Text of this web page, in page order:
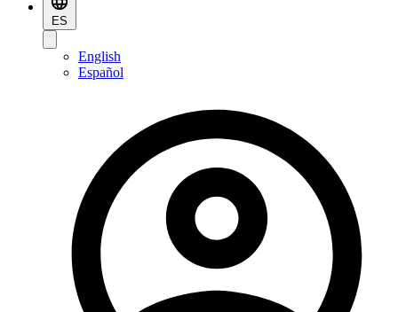
ES
English
Español